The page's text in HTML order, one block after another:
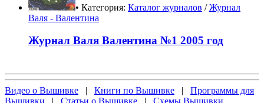
• Категория: Каталог журналов /Журнал
Валя - Валентина
Журнал Валя Валентина №1 2005 год
Видео о Вышивке | Книги по Вышивке | Программы для